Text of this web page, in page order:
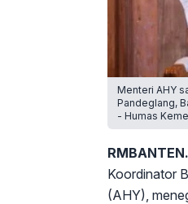
Menteri AHY
Pandeglang,
- Humas
Koordinator
(AHY),